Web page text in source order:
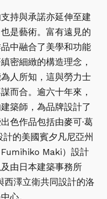
持與承諾亦延伸至建
是藝術。富有遠見的
中融合了美學和功能
密細緻的構造理念，
人所知，這與勞力士
而合。逾六十年來，
築師，為品牌設計了
色作品包括由麥可·葛
的美國賓夕凡尼亞州
Maki）設計
由日本建築事務所
西澤立衛共同設計的洛